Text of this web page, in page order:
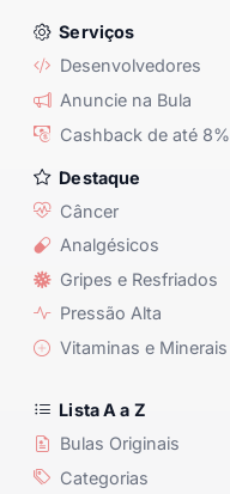
Serviços
Desenvolvedores
Anuncie na Bula
Cashback de até 8%
Destaque
Câncer
Analgésicos
Gripes e Resfriados
Pressão Alta
Vitaminas e Minerais
Lista A a Z
Bulas Originais
Categorias